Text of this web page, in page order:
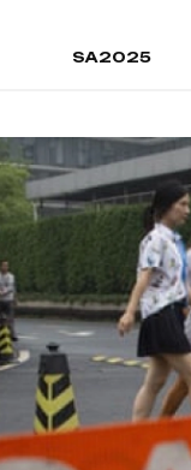
SA2025